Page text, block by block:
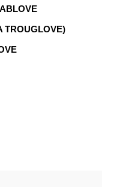
TROUGLOVE)